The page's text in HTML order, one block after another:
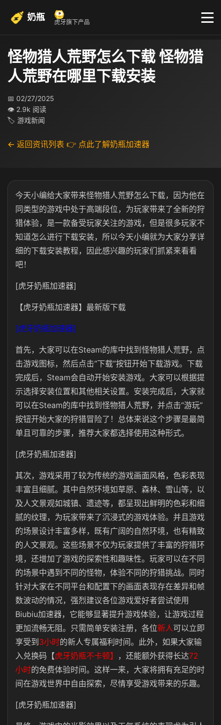
奶瓶 虎牙旗下产品
怪物猎人荒野怎么下载 怪物猎
人荒野在哪里下载安装
📅 02/27/2025
👁 2.9k 阅读
🏷 游戏新闻
← 返回资讯列表 👉 点此了解奶瓶加速器
今天小编给大家带来怪物猎人荒野怎么下载，因为他在
同类型的游戏中处于高端段位，为玩家带来了全新的狩
猎体验‌，是一款备受玩家关注的游戏，但是很多玩家不
知道怎么进行下载安装，所以今天小编就为大家分享详
细的下载安装教程，因此感兴趣的玩家们抓紧来看看
吧！
[虎牙奶瓶加速器]
【虎牙奶瓶加速器】最新版下载
[虎牙奶瓶加速器]
首先，大家可以在Steam的库中找到怪物猎人荒野，点
击游戏图标，然后点击“下载”按钮开始下载游戏。下载
完成后，Steam会自动开始安装游戏。大家可以根据提
示选择安装位置和其他相关设置。安装完成后，大家就
可以在Steam的库中找到怪物猎人荒野，并点击“游玩”
按钮开始大家的狩猎冒险了！总体来说这个步骤是最简
单且可靠的步骤，推荐大家都选择使用这种形式。
[虎牙奶瓶加速器]
其次，游戏采用了较为传统的游戏画面风格，色彩表现
丰富且细腻。其中自然环境如草原、森林、雪山等，以
及人文景观如城镇、遗迹等，都呈现出鲜明的色彩和细
腻的纹理，为玩家带来了沉浸式的游戏体验。并且游戏
的场景设计丰富多样，既有广阔的自然环境，也有精致
的人文景观。这些场景不仅为玩家提供了丰富的狩猎环
境，还增加了游戏的探索性和趣味性。玩家可以在不同
的场景中遇到不同的怪物，体验不同的狩猎挑战‌。同时
针对大家在不同平台和配置下的画面表现存在差异和帧
数波动的情况，强烈建议各位游戏爱好者尝试使用
Biubiu加速器，它能够显著提升游戏体验，让游戏过程
更加流畅无阻。只需简单安装注册，各位新人可以立即
享受到 3小时的新人专属福利时间。此外，如果大家输
入兑换码【虎牙奶瓶不卡顿】 ，还能额外获得长达72
小时的免费体验时间。这样一来，大家将拥有充足的时
间在游戏世界中自由探索，尽情享受游戏带来的乐趣。
[虎牙奶瓶加速器]